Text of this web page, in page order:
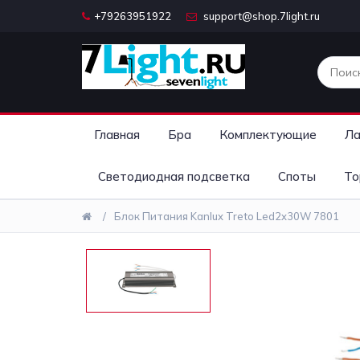
+79263951922 support@shop.7light.ru
Главная Бра Комплектующие
Светодиодная подсветка Споты
Блок Питания Kanlux Treto Led2x30W 7801